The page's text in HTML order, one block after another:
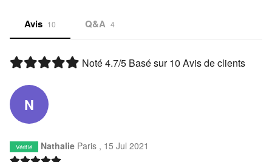
Avis 10 Q&A 4
Noté4.7/5 Basé sur10 Avis de clients
N
Vérifié NathalieParis , 15 Jul 2021